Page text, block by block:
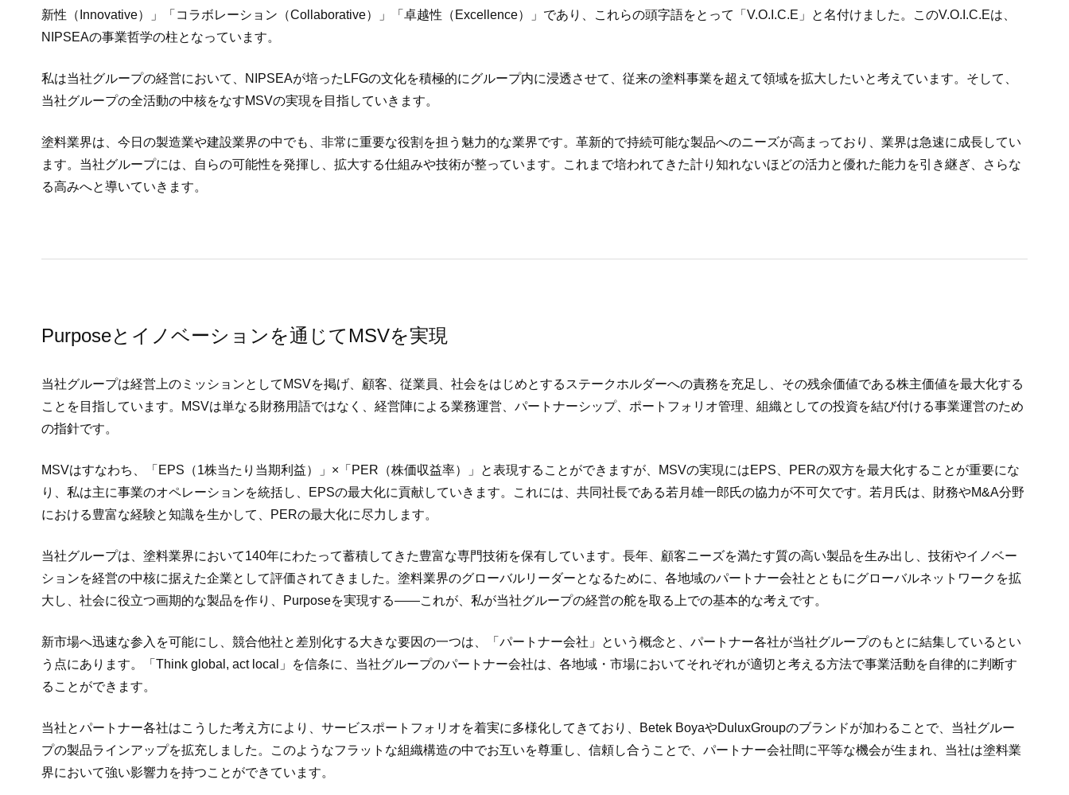
新性（Innovative）」「コラボレーション（Collaborative）」「卓越性（Excellence）」であり、これらの頭字語をとって「V.O.I.C.E」と名付けました。このV.O.I.C.Eは、
NIPSEAの事業哲学の柱となっています。
私は当社グループの経営において、NIPSEAが培ったLFGの文化を積極的にグループ内に浸透させて、従来の塗料事業を超えて領域を拡大したいと考えています。そして、
当社グループの全活動の中核をなすMSVの実現を目指していきます。
塗料業界は、今日の製造業や建設業界の中でも、非常に重要な役割を担う魅力的な業界です。革新的で持続可能な製品へのニーズが高まっており、業界は急速に成長してい
ます。当社グループには、自らの可能性を発揮し、拡大する仕組みや技術が整っています。これまで培われてきた計り知れないほどの活力と優れた能力を引き継ぎ、さらな
る高みへと導いていきます。
Purposeとイノベーションを通じてMSVを実現
当社グループは経営上のミッションとしてMSVを掲げ、顧客、従業員、社会をはじめとするステークホルダーへの責務を充足し、その残余価値である株主価値を最大化する
ことを目指しています。MSVは単なる財務用語ではなく、経営陣による業務運営、パートナーシップ、ポートフォリオ管理、組織としての投資を結び付ける事業運営のため
の指針です。
MSVはすなわち、「EPS（1株当たり当期利益）」×「PER（株価収益率）」と表現することができますが、MSVの実現にはEPS、PERの双方を最大化することが重要にな
り、私は主に事業のオペレーションを統括し、EPSの最大化に貢献していきます。これには、共同社長である若月雄一郎氏の協力が不可欠です。若月氏は、財務やM&A分野
における豊富な経験と知識を生かして、PERの最大化に尽力します。
当社グループは、塗料業界において140年にわたって蓄積してきた豊富な専門技術を保有しています。長年、顧客ニーズを満たす質の高い製品を生み出し、技術やイノベー
ションを経営の中核に据えた企業として評価されてきました。塗料業界のグローバルリーダーとなるために、各地域のパートナー会社とともにグローバルネットワークを拡
大し、社会に役立つ画期的な製品を作り、Purposeを実現する――これが、私が当社グループの経営の舵を取る上での基本的な考えです。
新市場へ迅速な参入を可能にし、競合他社と差別化する大きな要因の一つは、「パートナー会社」という概念と、パートナー各社が当社グループのもとに結集しているとい
う点にあります。「Think global, act local」を信条に、当社グループのパートナー会社は、各地域・市場においてそれぞれが適切と考える方法で事業活動を自律的に判断す
ることができます。
当社とパートナー各社はこうした考え方により、サービスポートフォリオを着実に多様化してきており、Betek BoyaやDuluxGroupのブランドが加わることで、当社グルー
プの製品ラインアップを拡充しました。このようなフラットな組織構造の中でお互いを尊重し、信頼し合うことで、パートナー会社間に平等な機会が生まれ、当社は塗料業
界において強い影響力を持つことができています。